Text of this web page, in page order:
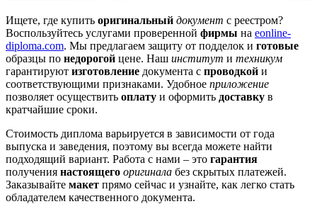
Ищете, где купить оригинальный документ с реестром?
Воспользуйтесь услугами проверенной фирмы на eonline-
diploma.com. Мы предлагаем защиту от подделок и готовые
образцы по недорогой цене. Наш институт и техникум
гарантируют изготовление документа с проводкой и
соответствующими признаками. Удобное приложение
позволяет осуществить оплату и оформить доставку в
кратчайшие сроки.
Стоимость диплома варьируется в зависимости от года
выпуска и заведения, поэтому вы всегда можете найти
подходящий вариант. Работа с нами – это гарантия
получения настоящего оригинала без скрытых платежей.
Заказывайте макет прямо сейчас и узнайте, как легко стать
обладателем качественного документа.